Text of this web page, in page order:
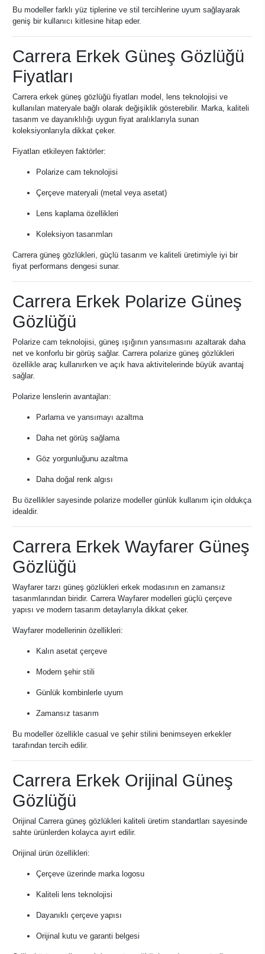
Bu modeller farklı yüz tiplerine ve stil tercihlerine uyum sağlayarak
geniş bir kullanıcı kitlesine hitap eder.
Carrera Erkek Güneş Gözlüğü
Fiyatları
Carrera erkek güneş gözlüğü fiyatları model, lens teknolojisi ve
kullanılan materyale bağlı olarak değişiklik gösterebilir. Marka, kaliteli
tasarım ve dayanıklılığı uygun fiyat aralıklarıyla sunan
koleksiyonlarıyla dikkat çeker.
Fiyatları etkileyen faktörler:
Polarize cam teknolojisi
Çerçeve materyali (metal veya asetat)
Lens kaplama özellikleri
Koleksiyon tasarımları
Carrera güneş gözlükleri, güçlü tasarım ve kaliteli üretimiyle iyi bir
fiyat performans dengesi sunar.
Carrera Erkek Polarize Güneş
Gözlüğü
Polarize cam teknolojisi, güneş ışığının yansımasını azaltarak daha
net ve konforlu bir görüş sağlar. Carrera polarize güneş gözlükleri
özellikle araç kullanırken ve açık hava aktivitelerinde büyük avantaj
sağlar.
Polarize lenslerin avantajları:
Parlama ve yansımayı azaltma
Daha net görüş sağlama
Göz yorgunluğunu azaltma
Daha doğal renk algısı
Bu özellikler sayesinde polarize modeller günlük kullanım için oldukça
idealdir.
Carrera Erkek Wayfarer Güneş
Gözlüğü
Wayfarer tarzı güneş gözlükleri erkek modasının en zamansız
tasarımlarından biridir. Carrera Wayfarer modelleri güçlü çerçeve
yapısı ve modern tasarım detaylarıyla dikkat çeker.
Wayfarer modellerinin özellikleri:
Kalın asetat çerçeve
Modern şehir stili
Günlük kombinlerle uyum
Zamansız tasarım
Bu modeller özellikle casual ve şehir stilini benimseyen erkekler
tarafından tercih edilir.
Carrera Erkek Orijinal Güneş
Gözlüğü
Orijinal Carrera güneş gözlükleri kaliteli üretim standartları sayesinde
sahte ürünlerden kolayca ayırt edilir.
Orijinal ürün özellikleri:
Çerçeve üzerinde marka logosu
Kaliteli lens teknolojisi
Dayanıklı çerçeve yapısı
Orijinal kutu ve garanti belgesi